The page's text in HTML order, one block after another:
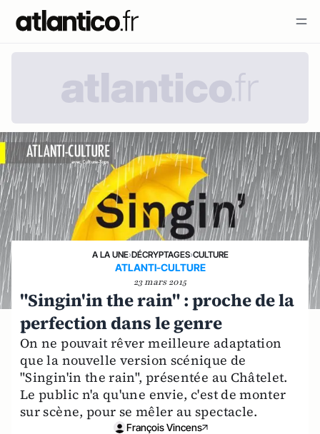
A LA UNE›DÉCRYPTAGES›CULTURE
ATLANTI-CULTURE
23 mars 2015
"Singin'in the rain" : proche de la
perfection dans le genre
On ne pouvait rêver meilleure adaptation
que la nouvelle version scénique de
"Singin'in the rain", présentée au Châtelet.
Le public n'a qu'une envie, c'est de monter
sur scène, pour se mêler au spectacle.
François Vincens